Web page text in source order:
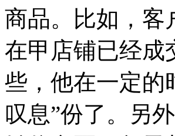
商品。比如，客
在甲店铺已经成
些，他在一定的
叹息”份了。另